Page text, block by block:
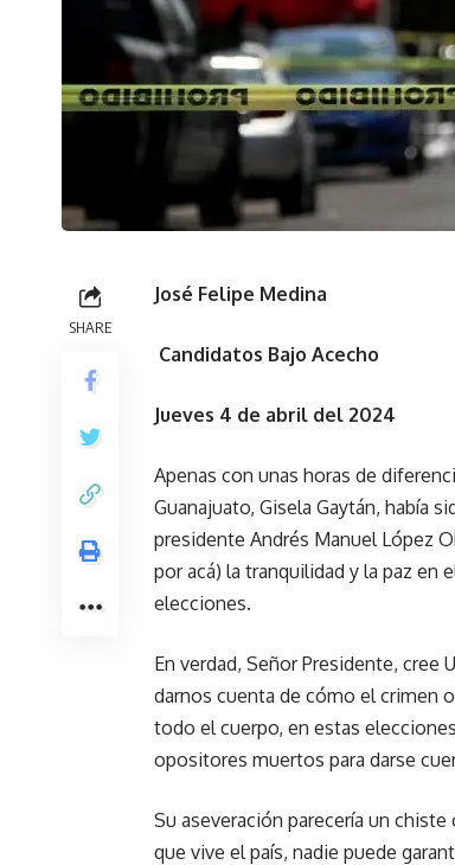
SHARE
José Felipe Medina
Candidatos Bajo Acecho
Jueves 4 de abril del 2024
Apenas con unas horas de
Guanajuato, Gisela Gaytán, había
presidente Andrés Manuel López
por acá) la tranquilidad y la paz en
elecciones.
En verdad, Señor Presidente,
darnos cuenta de cómo el crimen
todo el cuerpo, en estas
opositores muertos para darse
Su aseveración parecería un
que vive el país, nadie puede